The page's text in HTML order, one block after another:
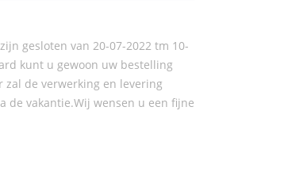
gesloten van 20-07-2022 tm 10-
kunt u gewoon uw bestelling
zal de verwerking en levering
de vakantie.Wij wensen u een fijne